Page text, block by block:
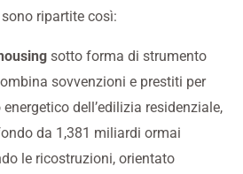
ripartite così:
sotto forma di strumento
sovvenzioni e prestiti per
dell’edilizia residenziale,
da 1,381 miliardi ormai
le ricostruzioni, orientato